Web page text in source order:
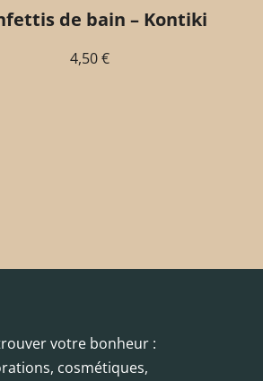
de bain – Kontiki
4,50€
votre bonheur :
cosmétiques,